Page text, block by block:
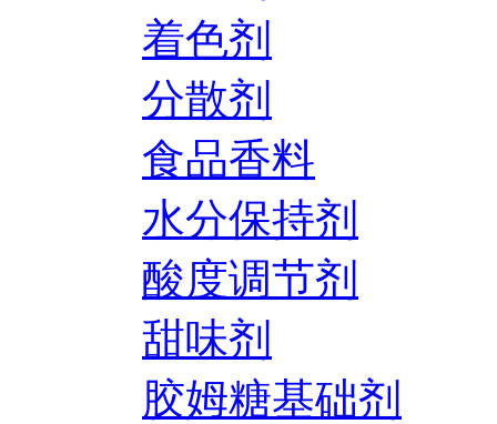
着色剂
分散剂
食品香料
水分保持剂
酸度调节剂
甜味剂
胶姆糖基础剂